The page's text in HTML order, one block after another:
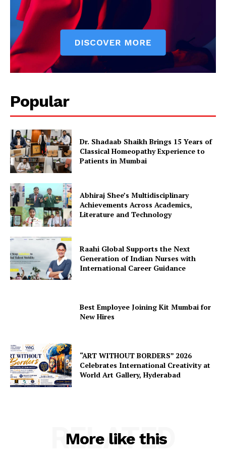
Popular
Dr. Shadaab Shaikh Brings 15 Years of
Classical Homeopathy Experience to
Patients in Mumbai
Abhiraj Shee’s Multidisciplinary
Achievements Across Academics,
Literature and Technology
Raahi Global Supports the Next
Generation of Indian Nurses with
International Career Guidance
Best Employee Joining Kit Mumbai for
New Hires
“ART WITHOUT BORDERS” 2026
Celebrates International Creativity at
World Art Gallery, Hyderabad
More like this
RELATED